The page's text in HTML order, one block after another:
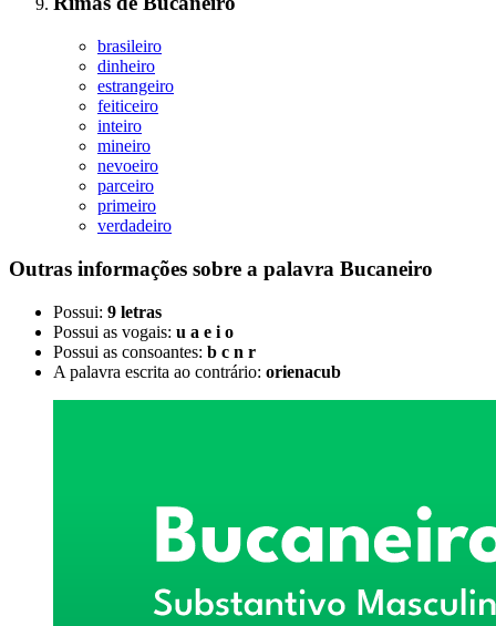
brasileiro
dinheiro
estrangeiro
feiticeiro
inteiro
mineiro
nevoeiro
parceiro
primeiro
verdadeiro
Outras informações sobre a palavra Bucaneiro
Possui: 9 letras
Possui as vogais: u a e i o
Possui as consoantes: b c n r
A palavra escrita ao contrário: orienacub